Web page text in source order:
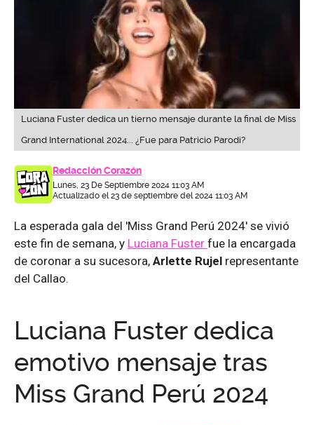
Luciana Fuster dedica un tierno mensaje durante la final de Miss
Grand International 2024... ¿Fue para Patricio Parodi?
Redacción Corazón
Lunes, 23 De Septiembre 2024 11:03 AM
Actualizado el 23 de septiembre del 2024 11:03 AM
La esperada gala del 'Miss Grand Perú 2024' se vivió
este fin de semana, y Luciana Fuster fue la encargada
de coronar a su sucesora, Arlette Rujel representante
del Callao.
Luciana Fuster dedica
emotivo mensaje tras
Miss Grand Perú 2024